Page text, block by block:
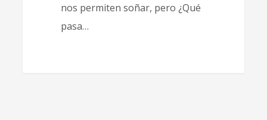
nos permiten soñar, pero ¿Qué
pasa…